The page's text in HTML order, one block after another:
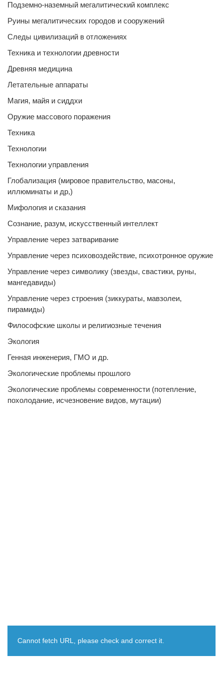
Подземно-наземный мегалитический комплекс
Руины мегалитических городов и сооружений
Следы цивилизаций в отложениях
Техника и технологии древности
Древняя медицина
Летательные аппараты
Магия, майя и сиддхи
Оружие массового поражения
Техника
Технологии
Технологии управления
Глобализация (мировое правительство, масоны,
иллюминаты и др,)
Мифология и сказания
Сознание, разум, искусственный интеллект
Управление через затваривание
Управление через психовоздействие, психотронное оружие
Управление через символику (звезды, свастики, руны,
мангедавиды)
Управление через строения (зиккураты, мавзолеи,
пирамиды)
Философские школы и религиозные течения
Экология
Генная инженерия, ГМО и др.
Экологические проблемы прошлого
Экологические проблемы современности (потепление,
похолодание, исчезновение видов, мутации)
Cannot fetch URL, please check and correct it.